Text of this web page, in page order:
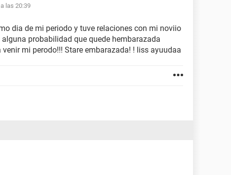
las 20:39
dia de mi periodo y tuve relaciones con mi noviio
probabilidad que quede hembarazada
mi perodo!!! Stare embarazada! ! liss ayuudaa